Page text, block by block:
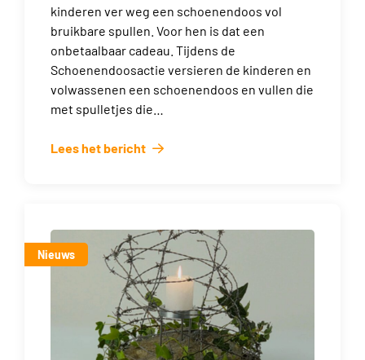
kinderen ver weg een schoenendoos vol
bruikbare spullen. Voor hen is dat een
onbetaalbaar cadeau. Tijdens de
Schoenendoosactie versieren de kinderen en
volwassenen een schoenendoos en vullen die
met spulletjes die…
Lees het bericht
Nieuws